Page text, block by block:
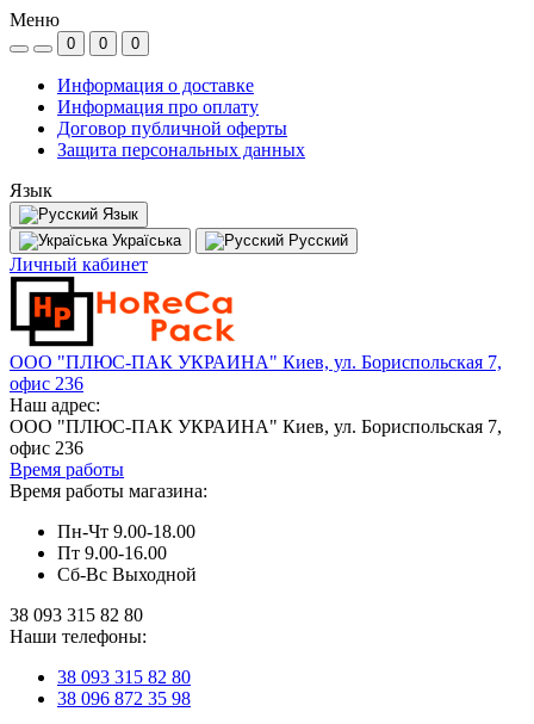
Меню
0 0 0
Информация о доставке
Информация про оплату
Договор публичной оферты
Защита персональных данных
Язык
Язык
Україська
Русский
Личный кабинет
ООО "ПЛЮС-ПАК УКРАИНА" Киев, ул. Бориспольская 7,
офис 236
Наш адрес:
ООО "ПЛЮС-ПАК УКРАИНА" Киев, ул. Бориспольская 7,
офис 236
Время работы
Время работы магазина:
Пн-Чт 9.00-18.00
Пт 9.00-16.00
Сб-Вс Выходной
38 093 315 82 80
Наши телефоны:
38 093 315 82 80
38 096 872 35 98